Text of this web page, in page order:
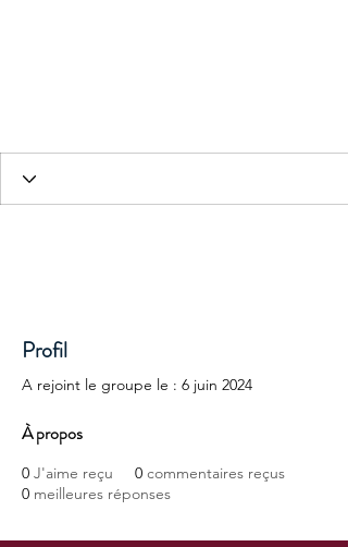
Profil
A rejoint le groupe le : 6 juin 2024
À propos
0 J'aime reçu 0 commentaires reçus
0 meilleures réponses